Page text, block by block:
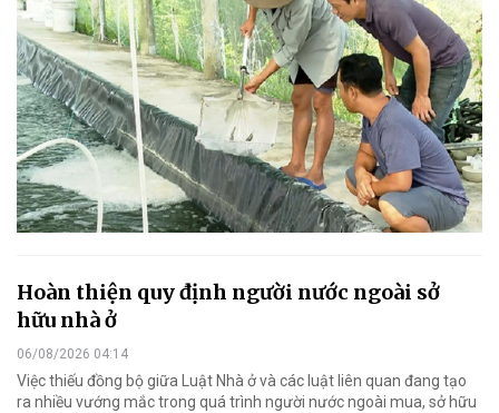
Hoàn thiện quy định người nước ngoài sở
hữu nhà ở
06/08/2026 04:14
Việc thiếu đồng bộ giữa Luật Nhà ở và các luật liên quan đang tạo
ra nhiều vướng mắc trong quá trình người nước ngoài mua, sở hữu